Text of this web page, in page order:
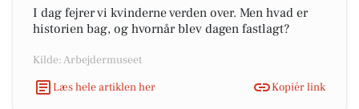
I dag fejrer vi kvinderne verden over. Men hvad er
historien bag, og hvornår blev dagen fastlagt?
Kilde: Arbejdermuseet
Læs hele artiklen her
Kopiér link